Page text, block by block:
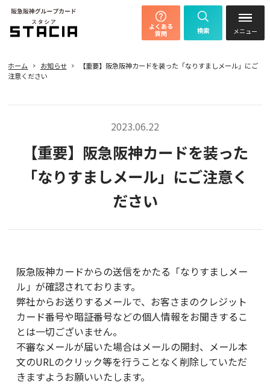
よくある
質問 検索
ホーム お知らせ
【重要】阪急阪神カードを装った「なりすましメール」にご
注意ください
2023.06.22
【重要】阪急阪神カードを装った
「なりすましメール」にご注意く
ださい
阪急阪神カードからの送信をかたる「なりすましメー
ル」が確認されております。
弊社からお送りするメールで、お客さまのクレジット
カード番号や暗証番号などの個人情報をお聞きするこ
とは一切ございません。
不審なメールが届いた場合はメールの開封、メール本
文のURLのクリック等を行うことなく削除していただ
きますようお願いいたします。